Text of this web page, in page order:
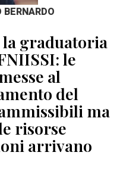
graduatoria
le
al
del
ma
risorse
arrivano